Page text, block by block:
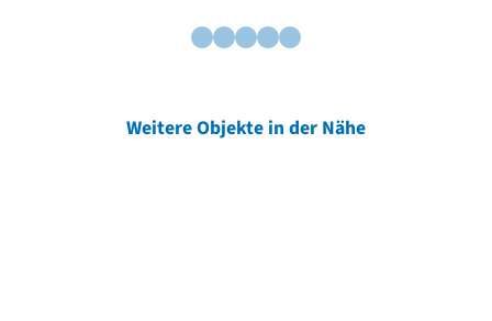
Weitere Objekte in der Nähe